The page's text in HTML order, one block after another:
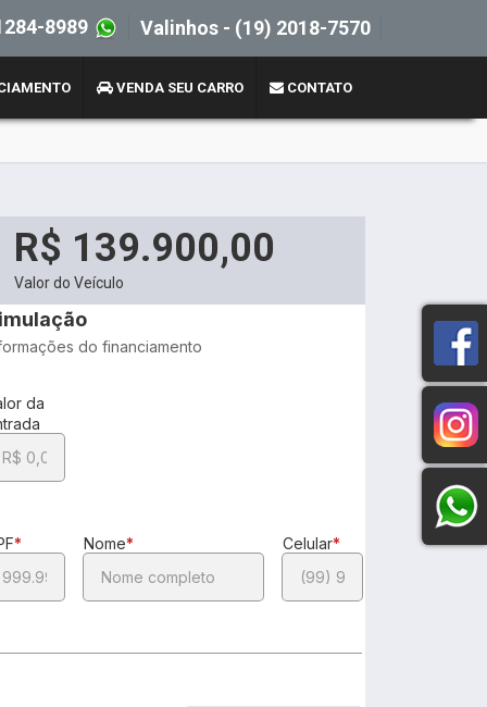
8989 Valinhos - (19) 2018-7570
VENDA SEU CARRO CONTATO
R$ 139.900,00
Valor do Veículo